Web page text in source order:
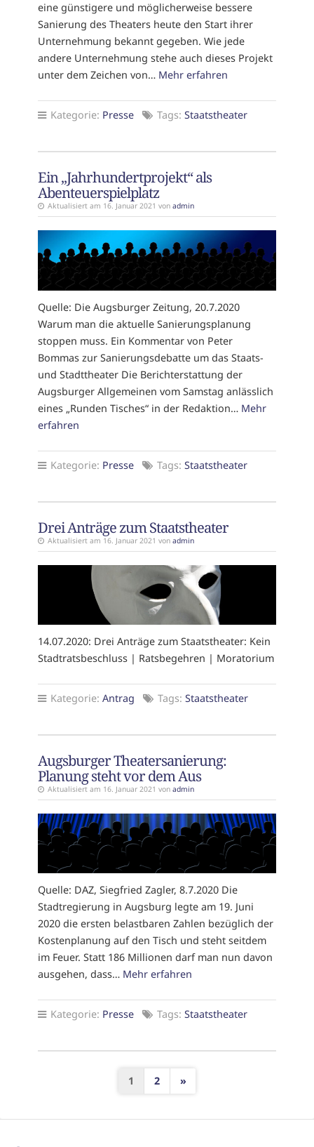
eine günstigere und möglicherweise bessere
Sanierung des Theaters heute den Start ihrer
Unternehmung bekannt gegeben. Wie jede
andere Unternehmung stehe auch dieses Projekt
unter dem Zeichen von… Mehr erfahren
Kategorie: Presse Tags: Staatstheater
Ein „Jahrhundertprojekt“ als
Abenteuerspielplatz
Aktualisiert am 16. Januar 2021 von admin
Quelle: Die Augsburger Zeitung, 20.7.2020
Warum man die aktuelle Sanierungsplanung
stoppen muss. Ein Kommentar von Peter
Bommas zur Sanierungsdebatte um das Staats-
und Stadttheater Die Berichterstattung der
Augsburger Allgemeinen vom Samstag anlässlich
eines „Runden Tisches“ in der Redaktion… Mehr
erfahren
Kategorie: Presse Tags: Staatstheater
Drei Anträge zum Staatstheater
Aktualisiert am 16. Januar 2021 von admin
14.07.2020: Drei Anträge zum Staatstheater: Kein
Stadtratsbeschluss | Ratsbegehren | Moratorium
Kategorie: Antrag Tags: Staatstheater
Augsburger Theatersanierung:
Planung steht vor dem Aus
Aktualisiert am 16. Januar 2021 von admin
Quelle: DAZ, Siegfried Zagler, 8.7.2020 Die
Stadtregierung in Augsburg legte am 19. Juni
2020 die ersten belastbaren Zahlen bezüglich der
Kostenplanung auf den Tisch und steht seitdem
im Feuer. Statt 186 Millionen darf man nun davon
ausgehen, dass… Mehr erfahren
Kategorie: Presse Tags: Staatstheater
i
1 2 »